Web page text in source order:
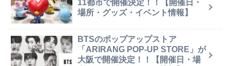
11都市で開催決定！！【開催日・
場所・グッズ・イベント情報】
BTSのポップアップストア
「ARIRANG POP-UP STORE」が
大阪で開催決定！！【開催日・場